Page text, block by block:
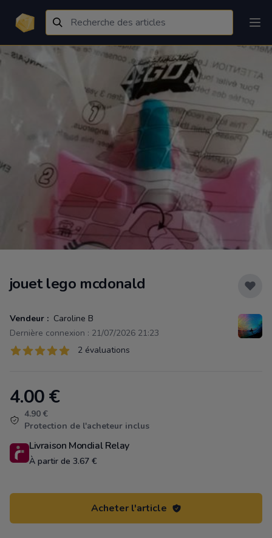
jouet lego mcdonald
Vendeur : Caroline B
Dernière connexion : 21/07/2026 21:23
Évaluations
2 sur 5 étoiles 2 évaluations
Product information
4.00€
4.90 €
Protection de l'acheteur inclus
Livraison Mondial Relay
À partir de 3.67 €
Acheter l'article